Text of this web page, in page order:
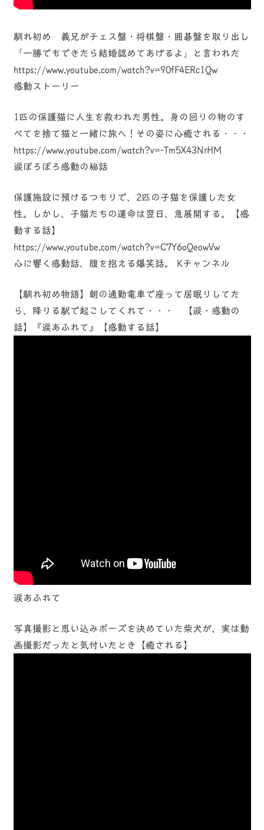
馴れ初め 義兄がチェス盤・将棋盤・囲碁盤を取り出し
「一勝でもできたら結婚認めてあげるよ」と言われた
https://www.youtube.com/watch?v=90fF4ERc1Qw
感動ストーリー
1匹の保護猫に人生を救われた男性。身の回りの物のす
べてを捨て猫と一緒に旅へ！その姿に心癒される・・・
https://www.youtube.com/watch?v=-Tm5X43NrHM
涙ぽろぽろ感動の秘話
保護施設に預けるつもりで、2匹の子猫を保護した女
性。しかし、子猫たちの運命は翌日、急展開する。【感
動する話】
https://www.youtube.com/watch?v=C7Y6oQeowVw
心に響く感動話、腹を抱える爆笑話。 Kチャンネル
【馴れ初め物語】朝の通勤電車で座って居眠りしてた
ら、降りる駅で起こしてくれて・・・ 【涙・感動の
話】『涙あふれて』【感動する話】
涙あふれて
写真撮影と思い込みポーズを決めていた柴犬が、実は動
画撮影だったと気付いたとき【癒される】